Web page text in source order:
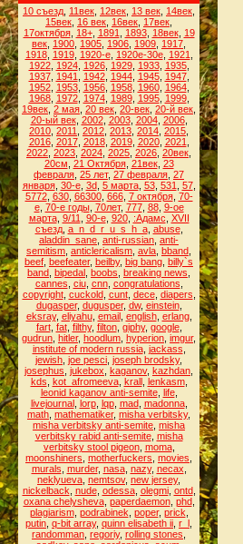
10 съезд 11век 12век 13 век 14век
15век 16 век 16век 17век
17октября, 18+, 1891 1893, 18век, 19
век 1900 1905 1906 1909 1917
1918, 1919, 1920-е, 1920е-30е, 1921
1922, 1924, 1926, 1929, 1933, 1935,
1937, 1941 1942, 1944, 1945, 1947,
1952, 1953, 1956, 1958, 1960, 1964,
1968, 1972, 1974, 1989, 1995, 1999,
19век 2 мая 20 век 20-век 20-й век
20-ый век, 2002, 2003, 2004, 2006,
2010 2011 2012 2013 2014 2015
2016, 2017, 2018, 2019, 2020, 2021
2022 2023 2024 2025 2026 20век
20см 21 Октября, 21век, 23
февраля 25 лет, 27 февраля 27
января, 30-е, 3d, 5 марта, 53, 531 57,
5772, 630, 66300, 666, 7 октября, 70-
е, 70-е годы, 70лет, 777, 88, 9-ое
марта, 9/11 90-е, 920, :Адамс XVII
съезд, a_n_d_r_u_s_h_a, abuse,
aladdin_sane anti-russian anti-
semitism anticlericalism avla bband
beef beefeater, beilby, big bang billy`s
band bipedal boobs breaking news
cannes ciu, cnn, congratulations
copyright, cuckold, cunt, dece, diapers
dugasper, dugusper, dw, einstein,
eksray, eliyahu, email, english, erlang,
fart, fat, filthy, filton, giphy, google,
gudrun hitler, hoodlum hyperion imgur,
institute of modern russia, jackass
jewish joe pesci joseph brodsky,
josephus jukebox kaganov, kazhdan
kds kot_afromeeva, krall, lenkasm,
leonid kaganov anti-semite, life,
livejournal, lorp, lqp, mad, madonna,
math mathematiker, misha verbitsky,
misha verbitsky anti-semite misha
verbitsky rabid anti-semite, misha
verbitsky stool pigeon, moma,
moonshiners motherfuckers movies
murals murder, nasa, nazy, necax
neklyueva nemtsov, new jersey,
nickelback nude, odessa, olegmi, ontd,
oxana chelysheva, paperdaemon, phd,
plagiarism, podrabinek poper, prick
putin q-bit array, quinn elisabeth ii r_l
randomman regoriy, rolling stones